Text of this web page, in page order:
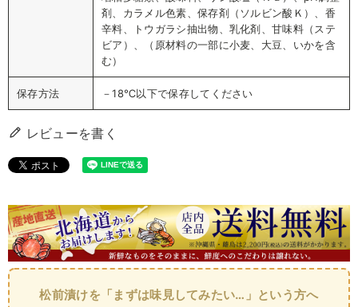
剤、カラメル色素、保存剤（ソルビン酸Ｋ）、香
辛料、トウガラシ抽出物、乳化剤、甘味料（ステ
ビア）、（原材料の一部に小麦、大豆、いかを含
む）
保存方法 －18℃以下で保存してください
レビューを書く
松前漬けを「まずは味見してみたい…」という方へ